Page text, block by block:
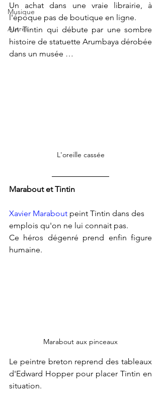
Musique
Autres
Un achat dans une vraie librairie, à
l'époque pas de boutique en ligne.
Un Tintin qui débute par une sombre
histoire de statuette Arumbaya dérobée
dans un musée …
L'oreille cassée
Marabout et Tintin
Xavier Marabout peint Tintin dans des
emplois qu'on ne lui connait pas.
Ce héros dégenré prend enfin figure
humaine.
Marabout aux pinceaux
Le peintre breton reprend des tableaux
d'Edward Hopper pour placer Tintin en
situation.